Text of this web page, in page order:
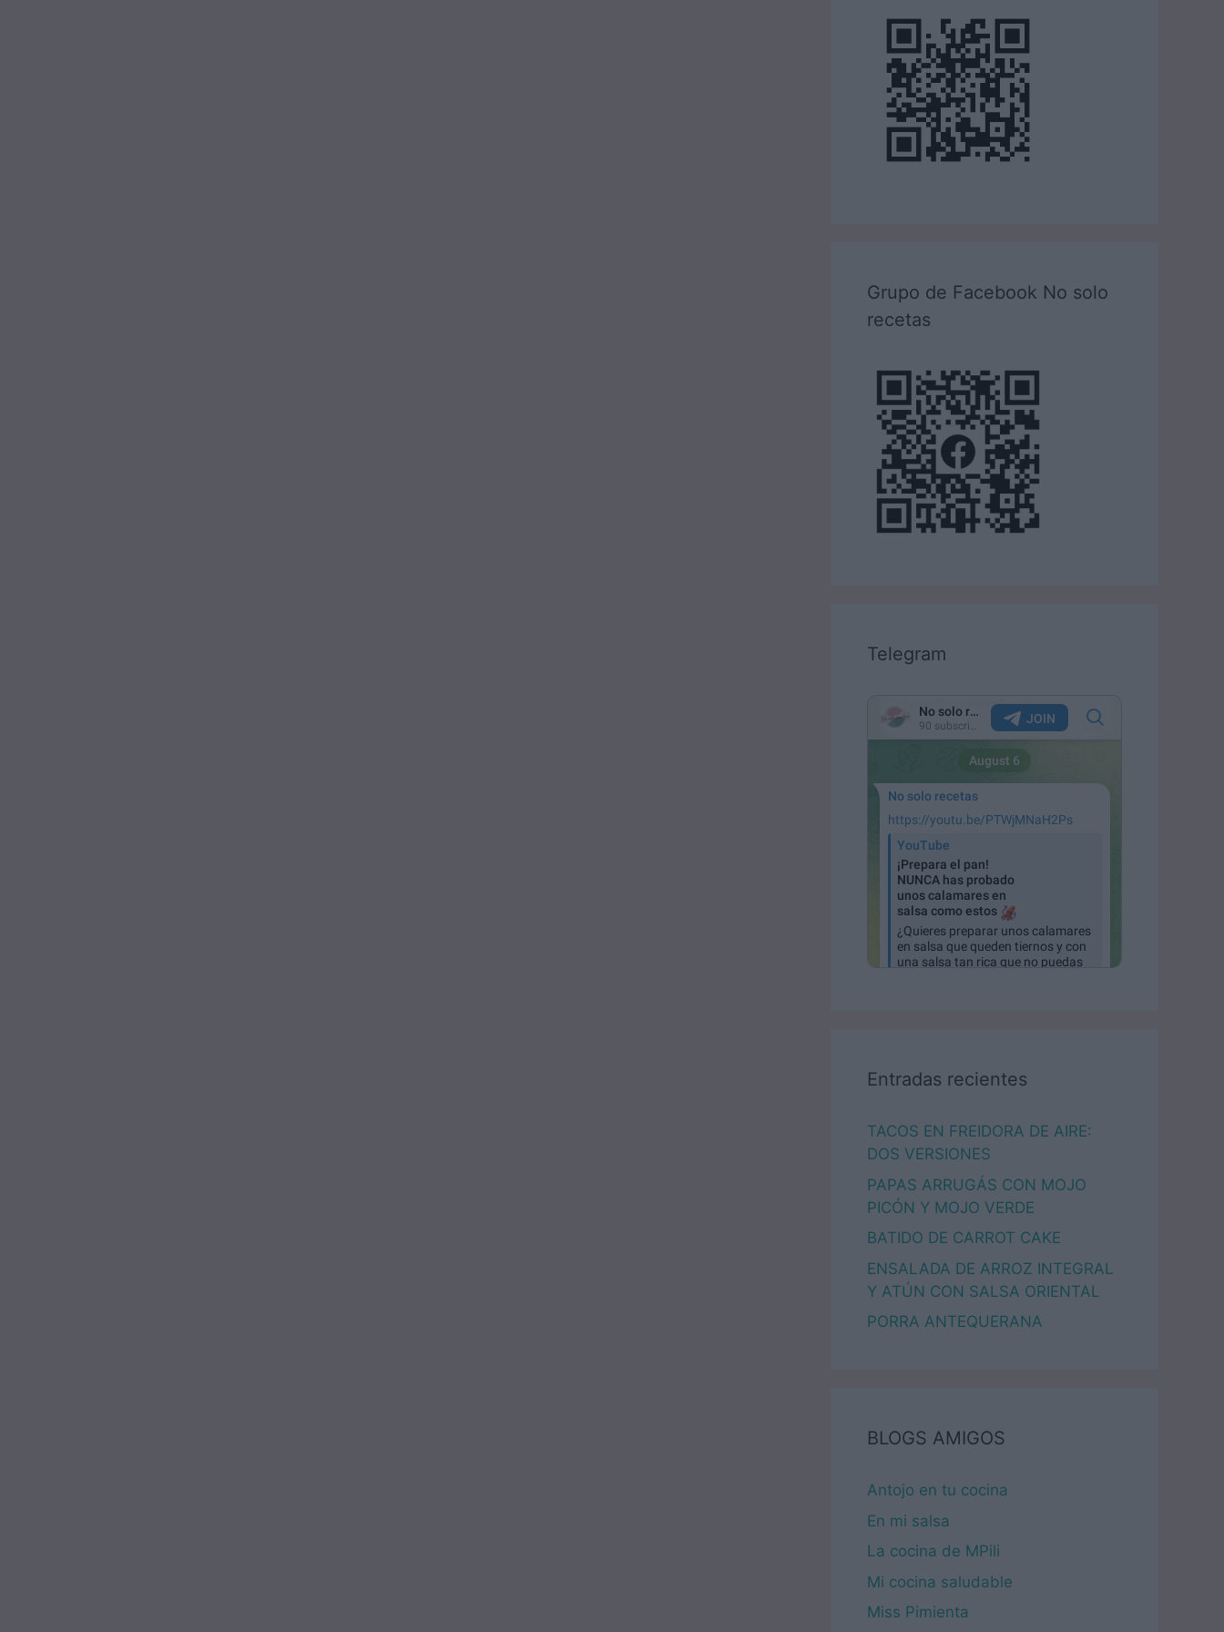
Grupo de Facebook No solo
recetas
Telegram
Entradas recientes
TACOS EN FREIDORA DE AIRE:
DOS VERSIONES
PAPAS ARRUGÁS CON MOJO
PICÓN Y MOJO VERDE
BATIDO DE CARROT CAKE
ENSALADA DE ARROZ INTEGRAL
Y ATÚN CON SALSA ORIENTAL
PORRA ANTEQUERANA
BLOGS AMIGOS
Antojo en tu cocina
En mi salsa
La cocina de MPili
Mi cocina saludable
Miss Pimienta